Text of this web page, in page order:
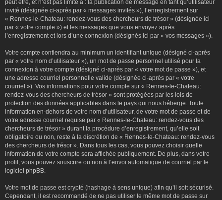
peut être, et n’est pas limité à : la publication de message en tant qu’utilisateur
invité (désignée ci-après par « messages invités »), l’enregistrement sur
« Rennes-le-Chateau: rendez-vous des chercheurs de trésor » (désignée ici
par « votre compte ») et les messages que vous envoyez après
l’enregistrement et lors d’une connexion (désignés ici par « vos messages »).
Votre compte contiendra au minimum un identifiant unique (désigné ci-après
par « votre nom d’utilisateur »), un mot de passe personnel utilisé pour la
connexion à votre compte (désigné ci-après par « votre mot de passe »), et
une adresse courriel personnelle valide (désignée ci-après par « votre
courriel »). Vos informations pour votre compte sur « Rennes-le-Chateau:
rendez-vous des chercheurs de trésor » sont protégées par les lois de
protection des données applicables dans le pays qui nous héberge. Toute
information en-dehors de votre nom d’utilisateur, de votre mot de passe et de
votre adresse courriel requise par « Rennes-le-Chateau: rendez-vous des
chercheurs de trésor » durant la procédure d’enregistrement, qu’elle soit
obligatoire ou non, reste à la discrétion de « Rennes-le-Chateau: rendez-vous
des chercheurs de trésor ». Dans tous les cas, vous pouvez choisir quelle
information de votre compte sera affichée publiquement. De plus, dans votre
profil, vous pouvez souscrire ou non à l’envoi automatique de courriel par le
logiciel phpBB.
Votre mot de passe est crypté (hashage à sens unique) afin qu’il soit sécurisé.
Cependant, il est recommandé de ne pas utiliser le même mot de passe sur